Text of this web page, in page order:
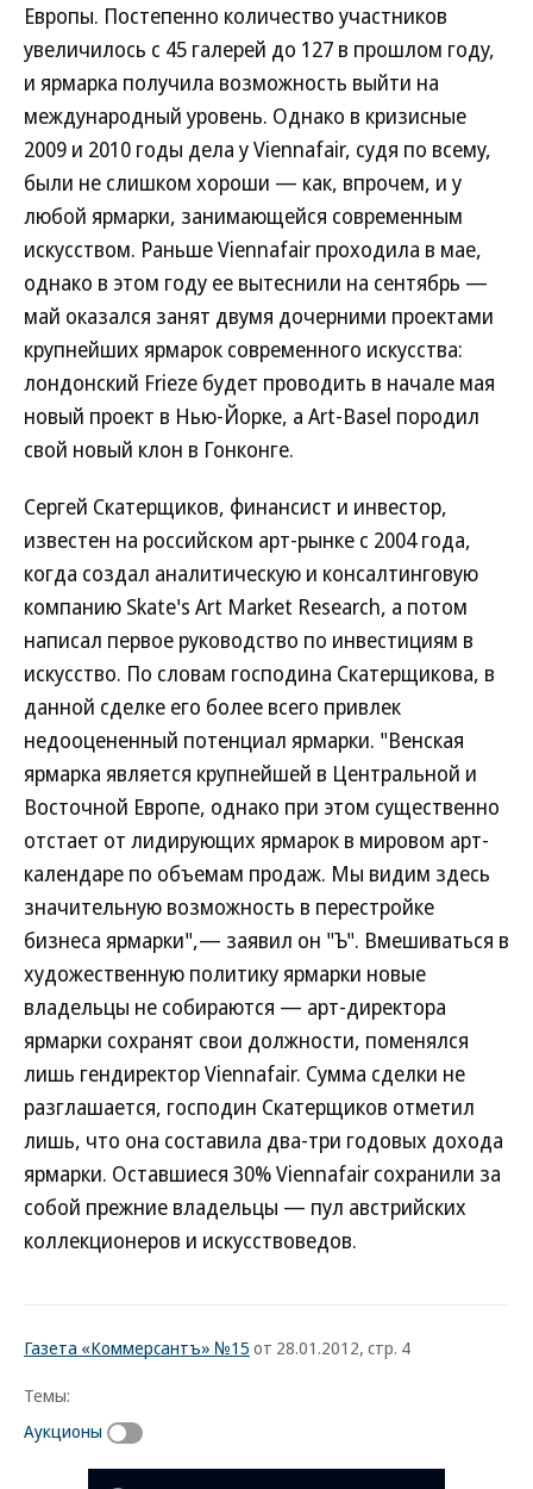
Европы. Постепенно количество участников
увеличилось с 45 галерей до 127 в прошлом году,
и ярмарка получила возможность выйти на
международный уровень. Однако в кризисные
2009 и 2010 годы дела у Viennafair, судя по всему,
были не слишком хороши — как, впрочем, и у
любой ярмарки, занимающейся современным
искусством. Раньше Viennafair проходила в мае,
однако в этом году ее вытеснили на сентябрь —
май оказался занят двумя дочерними проектами
крупнейших ярмарок современного искусства:
лондонский Frieze будет проводить в начале мая
новый проект в Нью-Йорке, а Art-Basel породил
свой новый клон в Гонконге.
Сергей Скатерщиков, финансист и инвестор,
известен на российском арт-рынке с 2004 года,
когда создал аналитическую и консалтинговую
компанию Skate's Art Market Research, а потом
написал первое руководство по инвестициям в
искусство. По словам господина Скатерщикова, в
данной сделке его более всего привлек
недооцененный потенциал ярмарки. "Венская
ярмарка является крупнейшей в Центральной и
Восточной Европе, однако при этом существенно
отстает от лидирующих ярмарок в мировом арт-
календаре по объемам продаж. Мы видим здесь
значительную возможность в перестройке
бизнеса ярмарки",— заявил он "Ъ". Вмешиваться в
художественную политику ярмарки новые
владельцы не собираются — арт-директора
ярмарки сохранят свои должности, поменялся
лишь гендиректор Viennafair. Сумма сделки не
разглашается, господин Скатерщиков отметил
лишь, что она составила два-три годовых дохода
ярмарки. Оставшиеся 30% Viennafair сохранили за
собой прежние владельцы — пул австрийских
коллекционеров и искусствоведов.
Газета «Коммерсантъ» №15 от 28.01.2012, стр. 4
Темы:
Аукционы